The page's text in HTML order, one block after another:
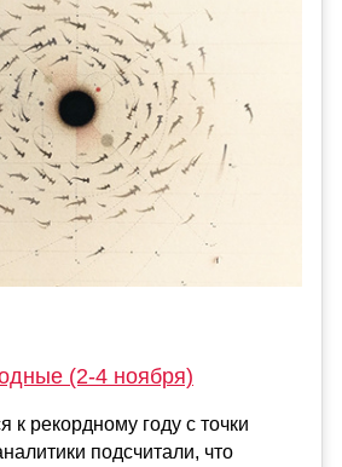
(2-4 ноября)
к рекордному году с точки
подсчитали, что